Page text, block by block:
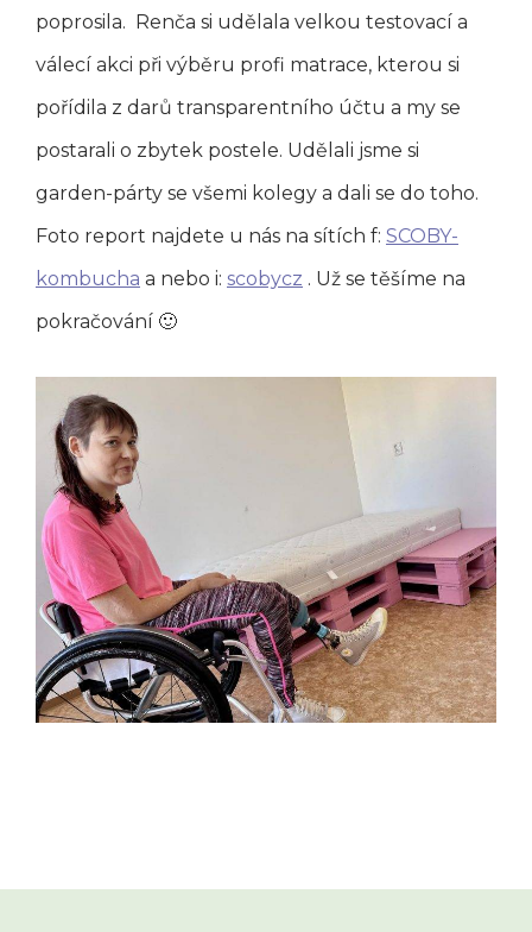
poprosila. Renča si udělala velkou testovací a
válecí akci při výběru profi matrace, kterou si
pořídila z darů transparentního účtu a my se
postarali o zbytek postele. Udělali jsme si
garden-párty se všemi kolegy a dali se do toho.
Foto report najdete u nás na sítích f: SCOBY-
kombucha a nebo i: scobycz . Už se těšíme na
pokračování 🙂